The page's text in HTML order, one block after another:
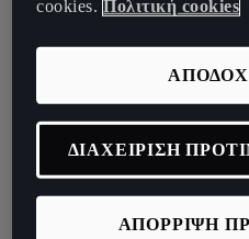
cookies. Πολιτική cookies
ΑΠΟΡΡΙΨΗ
ΔΙΑΧΕΙΡΙΣΗ